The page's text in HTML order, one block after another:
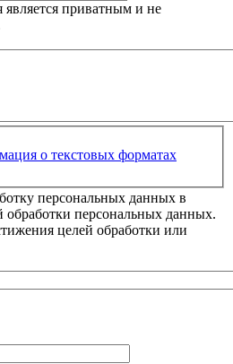
приватным и не
о текстовых форматах
персональных данных в
обработки персональных данных.
целей обработки или